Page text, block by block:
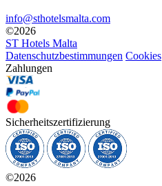
info@sthotelsmalta.com
©2026
ST Hotels Malta
Datenschutzbestimmungen Cookies
Zahlungen
Sicherheitszertifizierung
©2026